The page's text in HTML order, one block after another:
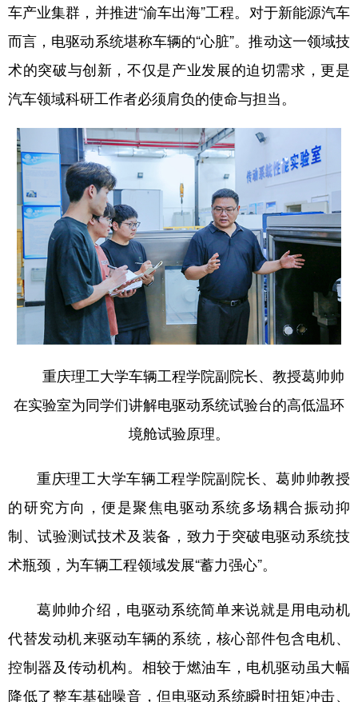
车产业集群，并推进“渝车出海”工程。对于新能源汽车
而言，电驱动系统堪称车辆的“心脏”。推动这一领域技
术的突破与创新，不仅是产业发展的迫切需求，更是
汽车领域科研工作者必须肩负的使命与担当。
重庆理工大学车辆工程学院副院长、教授葛帅帅
在实验室为同学们讲解电驱动系统试验台的高低温环
境舱试验原理。
重庆理工大学车辆工程学院副院长、葛帅帅教授
的研究方向，便是聚焦电驱动系统多场耦合振动抑
制、试验测试技术及装备，致力于突破电驱动系统技
术瓶颈，为车辆工程领域发展“蓄力强心”。
葛帅帅介绍，电驱动系统简单来说就是‌用电动机
代替发动机‌来驱动车辆的系统，核心部件包含‌电机、
控制器及传动机构。相较于燃油车，电机驱动虽大幅
降低了整车基础噪音，但电驱动系统瞬时扭矩冲击、